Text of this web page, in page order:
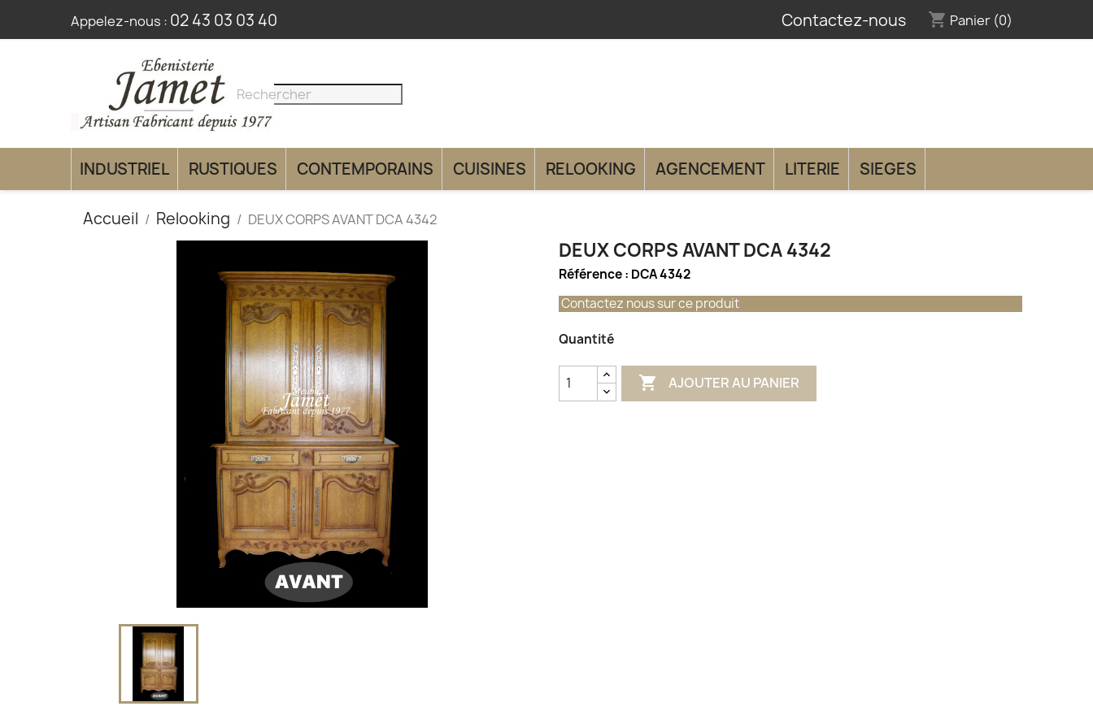
Appelez-nous : 02 43 03 03 40 Contactez-nous shopping_cart Panier (0)
clear
INDUSTRIEL RUSTIQUES CONTEMPORAINS CUISINES RELOOKING AGENCEMENT LITERIE SIEGES
Accueil Relooking DEUX CORPS AVANT DCA 4342
DEUX CORPS AVANT DCA 4342
Référence : DCA 4342
Contactez nous sur ce produit
Quantité
 AJOUTER AU PANIER